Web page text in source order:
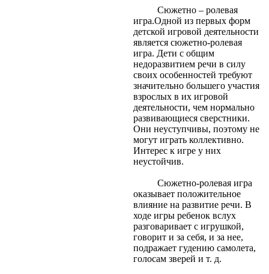
Сюжетно – ролевая
игра.Одной из первых форм
детской игровой деятельности
является сюжетно-ролевая
игра. Дети с общим
недоразвитием речи в силу
своих особенностей требуют
значительно большего участия
взрослых в их игровой
деятельности, чем нормально
развивающиеся сверстники.
Они неуступчивы, поэтому не
могут играть коллективно.
Интерес к игре у них
неустойчив.
Сюжетно-ролевая игра
оказывает положительное
влияние на развитие речи. В
ходе игры ребенок вслух
разговаривает с игрушкой,
говорит и за себя, и за нее,
подражает гудению самолета,
голосам зверей и т. д.